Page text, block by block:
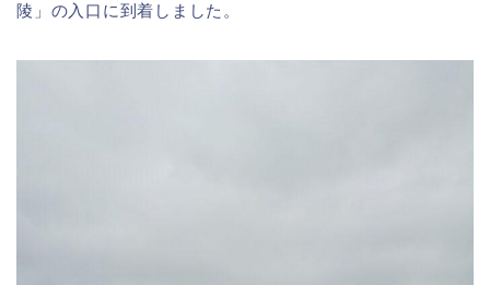
陵」の入口に到着しました。